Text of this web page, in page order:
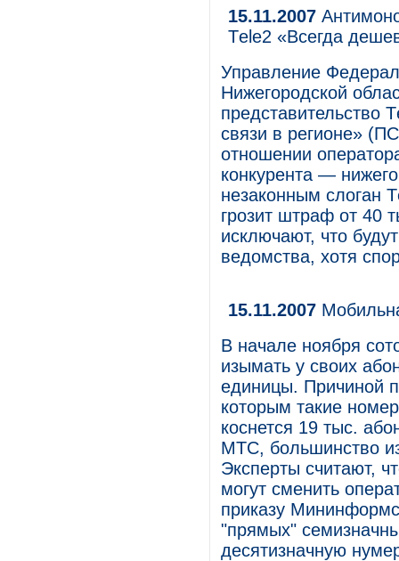
15.11.2007
Тele2 «Всегда
Управление
Нижегородской
связи в регионе»
отношении
конкурента —
незаконным слоган
грозит штраф от 40
исключают, что
ведомства, хотя
15.11.2007
В начале ноября
изымать у своих
единицы. Причиной
которым такие
коснется 19 тыс.
МТС, большинство из
Эксперты считают,
могут сменить
приказу
"прямых"
десятизначную